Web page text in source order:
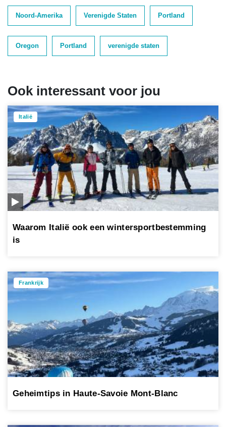
Noord-Amerika Verenigde Staten Portland
Oregon Portland verenigde staten
Ook interessant voor jou
Italië
Waarom Italië ook een wintersportbestemming
is
Frankrijk
Geheimtips in Haute-Savoie Mont-Blanc